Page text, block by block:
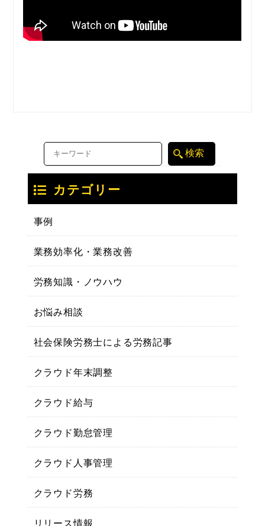
カテゴリー
事例
業務効率化・業務改善
労務知識・ノウハウ
お悩み相談
社会保険労務士による労務記事
クラウド年末調整
クラウド給与
クラウド勤怠管理
クラウド人事管理
クラウド労務
リリース情報